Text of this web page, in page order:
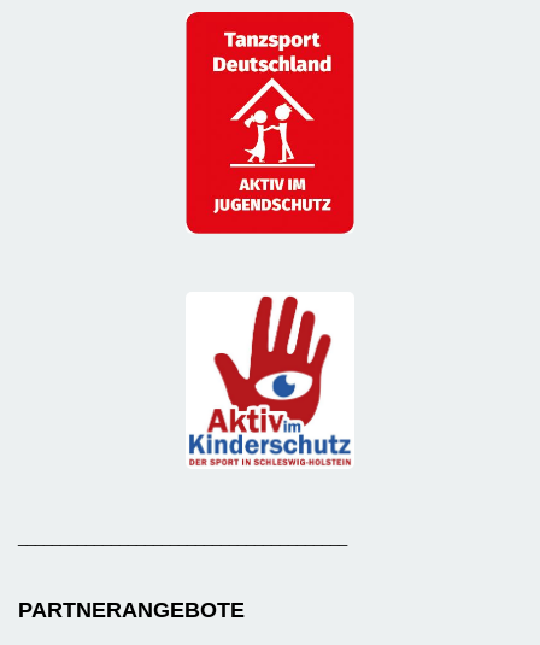
PARTNERANGEBOTE